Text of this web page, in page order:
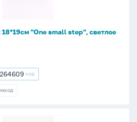
"One small step", светлое
264609 КОД